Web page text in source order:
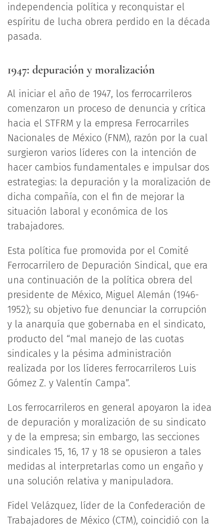
independencia política y reconquistar el
espíritu de lucha obrera perdido en la década
pasada.
1947: depuración y moralización
Al iniciar el año de 1947, los ferrocarrileros
comenzaron un proceso de denuncia y crítica
hacia el STFRM y la empresa Ferrocarriles
Nacionales de México (FNM), razón por la cual
surgieron varios líderes con la intención de
hacer cambios fundamentales e impulsar dos
estrategias: la depuración y la moralización de
dicha compañía, con el fin de mejorar la
situación laboral y económica de los
trabajadores.
Esta política fue promovida por el Comité
Ferrocarrilero de Depuración Sindical, que era
una continuación de la política obrera del
presidente de México, Miguel Alemán (1946-
1952); su objetivo fue denunciar la corrupción
y la anarquía que gobernaba en el sindicato,
producto del “mal manejo de las cuotas
sindicales y la pésima administración
realizada por los líderes ferrocarrileros Luis
Gómez Z. y Valentín Campa”.
Los ferrocarrileros en general apoyaron la idea
de depuración y moralización de su sindicato
y de la empresa; sin embargo, las secciones
sindicales 15, 16, 17 y 18 se opusieron a tales
medidas al interpretarlas como un engaño y
una solución relativa y manipuladora.
Fidel Velázquez, líder de la Confederación de
Trabajadores de México (CTM), coincidió con la